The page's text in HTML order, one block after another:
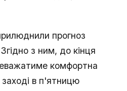
прогноз
з ним, до кінця
комфортна
заході в п'ятницю